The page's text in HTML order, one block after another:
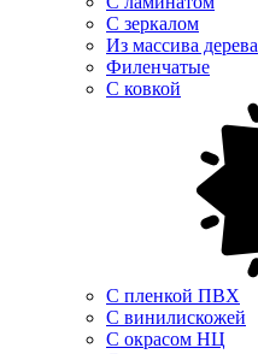
С зеркалом
Из массива дерева
Филенчатые
С ковкой
С пленкой ПВХ
С винилискожей
С окрасом НЦ